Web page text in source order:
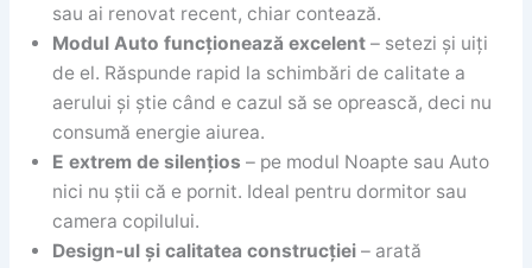
sau ai renovat recent, chiar contează.
Modul Auto funcționează excelent– setezi și uiți
de el. Răspunde rapid la schimbări de calitate a
aerului și știe când e cazul să se oprească, deci nu
consumă energie aiurea.
E extrem de silențios – pe modul Noapte sau Auto
nici nu știi că e pornit. Ideal pentru dormitor sau
camera copilului.
Design-ul și calitatea construcției– arată